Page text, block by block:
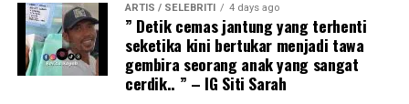
ARTIS / SELEBRITI 4 days ago
” Detik cemas jantung yang terhenti
seketika kini bertukar menjadi tawa
gembira seorang anak yang sangat
cerdik.. ” – IG Siti Sarah